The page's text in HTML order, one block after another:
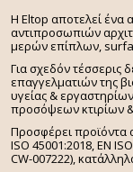
H Eltop αποτελεί
αντιπροσωπιών
μερών επίπλων,
Για σχεδόν τέσσερις
επαγγελματιών της
υγείας &
προσόψεων κτιρίων
Προσφέρει προϊόντα
ISO 45001:2018, EN
CW-007222),